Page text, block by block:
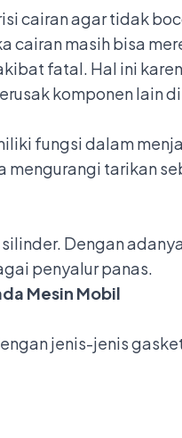
cairan agar tidak
cairan masih bisa
fatal. Hal ini
komponen lain
fungsi dalam
tarikan
Dengan
penyalur panas.
Mesin Mobil
jenis-jenis